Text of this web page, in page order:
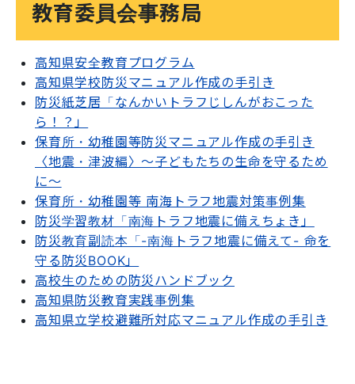
教育委員会事務局
高知県安全教育プログラム
高知県学校防災マニュアル作成の手引き
防災紙芝居「なんかいトラフじしんがおこった
ら！？」
保育所・幼稚園等防災マニュアル作成の手引き
〈地震・津波編〉～子どもたちの生命を守るため
に～
保育所・幼稚園等 南海トラフ地震対策事例集
防災学習教材「南海トラフ地震に備えちょき」
防災教育副読本「-南海トラフ地震に備えて- 命を
守る防災BOOK」
高校生のための防災ハンドブック
高知県防災教育実践事例集
高知県立学校避難所対応マニュアル作成の手引き